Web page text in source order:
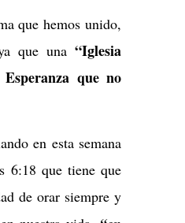
que hemos unido,
que una“Iglesia
que no
en esta semana
6:18 que tiene que
de orar siempre y